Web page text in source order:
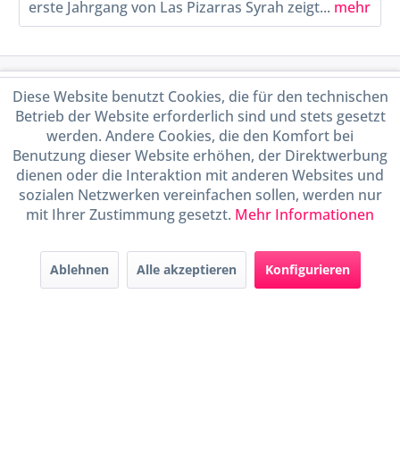
erste Jahrgang von Las Pizarras Syrah zeigt... mehr
Service Hotline
Shop Service
Informationen
Handel mit BIO-Weinen
durch DE-ÖKO-009
Diese Website benutzt Cookies, die für den technischen
Betrieb der Website erforderlich sind und stets gesetzt
werden. Andere Cookies, die den Komfort bei
Benutzung dieser Website erhöhen, der Direktwerbung
dienen oder die Interaktion mit anderen Websites und
sozialen Netzwerken vereinfachen sollen, werden nur
mit Ihrer Zustimmung gesetzt. Mehr Informationen
Ablehnen Alle akzeptieren Konfigurieren